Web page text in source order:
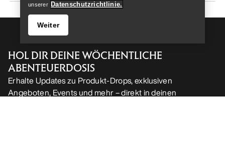
Help
HOL DIR DEINE WÖCHENTLICHE
ABENTEUERDOSIS
Erhalte Updates zu Produkt-Drops, exklusiven
Angeboten, Events und mehr – direkt in deinen
unserer Datenschutzrichtlinie.
Weiter